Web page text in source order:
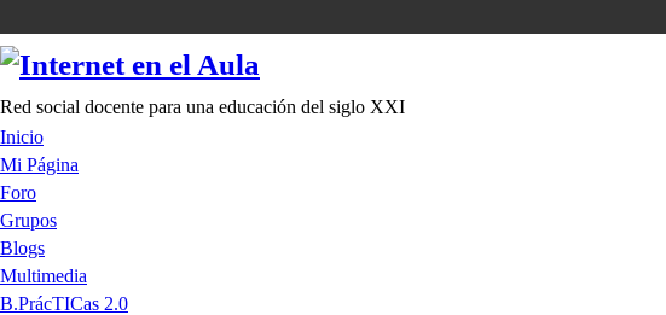
Red social docente para una educación del siglo XXI
Inicio
Mi Página
Foro
Grupos
Blogs
Multimedia
B.PrácTICas 2.0